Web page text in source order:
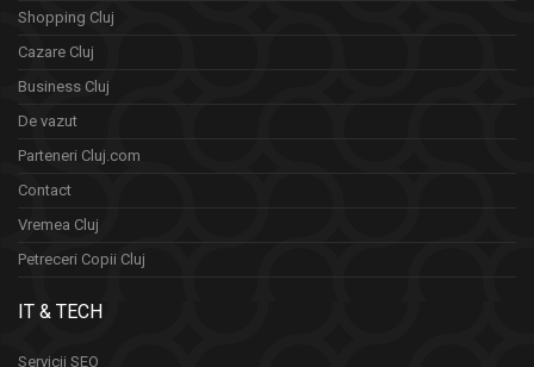
Shopping Cluj
Cazare Cluj
Business Cluj
De vazut
Parteneri Cluj.com
Contact
Vremea Cluj
Petreceri Copii Cluj
IT & TECH
Servicii SEO